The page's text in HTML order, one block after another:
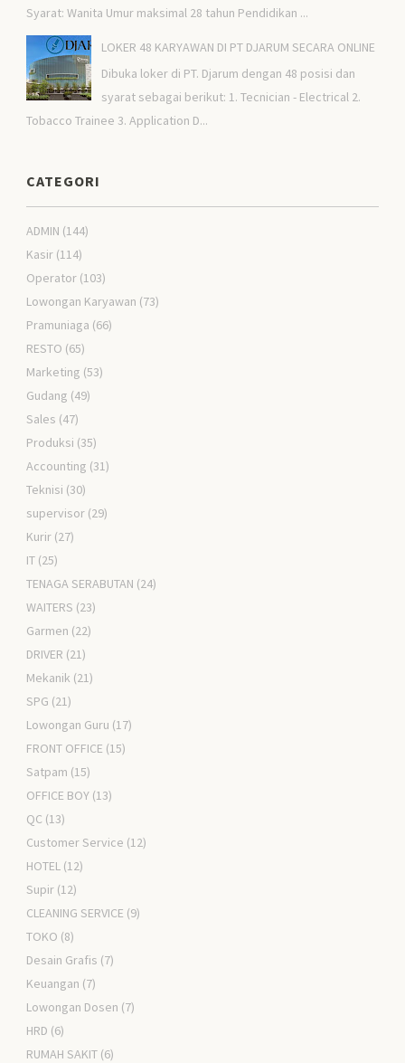
Syarat: Wanita Umur maksimal 28 tahun Pendidikan ...
LOKER 48 KARYAWAN DI PT DJARUM SECARA ONLINE
Dibuka loker di PT. Djarum dengan 48 posisi dan
syarat sebagai berikut: 1. Tecnician - Electrical 2.
Tobacco Trainee 3. Application D...
CATEGORI
ADMIN (144)
Kasir (114)
Operator (103)
Lowongan Karyawan (73)
Pramuniaga (66)
RESTO (65)
Marketing (53)
Gudang (49)
Sales (47)
Produksi (35)
Accounting (31)
Teknisi (30)
supervisor (29)
Kurir (27)
IT (25)
TENAGA SERABUTAN (24)
WAITERS (23)
Garmen (22)
DRIVER (21)
Mekanik (21)
SPG (21)
Lowongan Guru (17)
FRONT OFFICE (15)
Satpam (15)
OFFICE BOY (13)
QC (13)
Customer Service (12)
HOTEL (12)
Supir (12)
CLEANING SERVICE (9)
TOKO (8)
Desain Grafis (7)
Keuangan (7)
Lowongan Dosen (7)
HRD (6)
RUMAH SAKIT (6)